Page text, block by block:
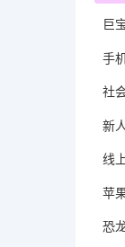
巨
手
社
新
线
苹
恐